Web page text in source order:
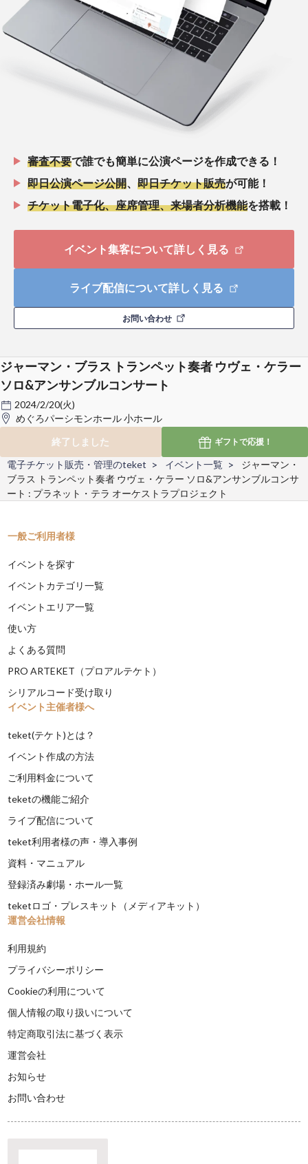
審査不要で誰でも簡単に公演ページを作成できる！
即日公演ページ公開
即日チケット販売が可能！
チケット電子化、座席管理、来場者分析機能を搭載！
イベント集客について詳しく見る
ライブ配信について詳しく見る
お問い合わせ
ジャーマン・ブラス トランペット奏者 ウヴェ・ケラー
ソロ&アンサンブルコンサート
2024/2/20(火)
めぐろパーシモンホール 小ホール
終了しました
ギフトで応援！
電子チケット販売・管理のteket イベント一覧
ジャーマン・
ブラス トランペット奏者 ウヴェ・ケラー ソロ&アンサンブルコンサ
ート : プラネット・テラ オーケストラプロジェクト
一般ご利用者様
イベントを探す
イベントカテゴリ一覧
イベントエリア一覧
使い方
よくある質問
PRO ARTEKET（プロアルテケト）
シリアルコード受け取り
イベント主催者様へ
teket(テケト)とは？
イベント作成の方法
ご利用料金について
teketの機能ご紹介
ライブ配信について
teket利用者様の声・導入事例
資料・マニュアル
登録済み劇場・ホール一覧
teketロゴ・プレスキット（メディアキット）
運営会社情報
利用規約
プライバシーポリシー
Cookieの利用について
個人情報の取り扱いについて
特定商取引法に基づく表示
運営会社
お知らせ
お問い合わせ